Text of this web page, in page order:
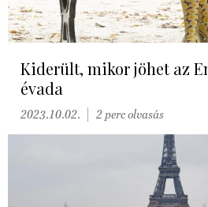
Kiderült, mikor jöhet az
évada
2023.10.02. 2 perc olvasás